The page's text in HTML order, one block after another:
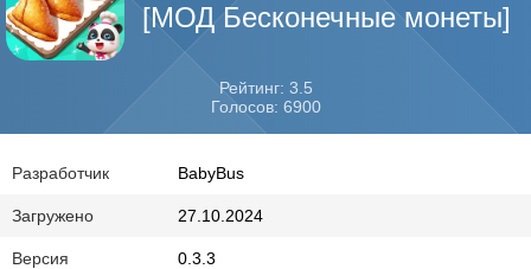
[МОД Бесконечные монеты]
Рейтинг: 3.5
Голосов: 6900
Разработчик BabyBus
Загружено 27.10.2024
Версия 0.3.3